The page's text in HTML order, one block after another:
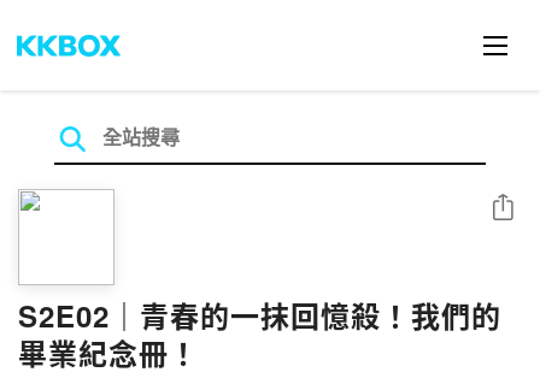
S2E02｜青春的一抹回憶殺！我們的
畢業紀念冊！
分享